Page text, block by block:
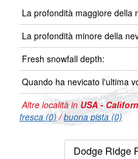
La profondità maggiore della
La profondità minore della
Fresh snowfall depth:
Quando ha nevicato l'ultima
Altre località in USA -
fresca (0)/buona pista (0)
Dodge Ridge